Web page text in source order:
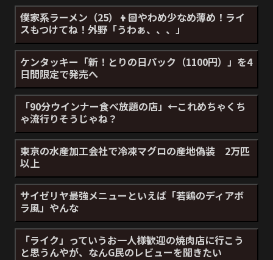
僕家系ラーメン（25）👦🏻やわめ少なめ薄め！ライ
スもつけてね！外野「うわぁ、、、」
ケンタッキー「新！とりの日パック（1100円）」を4
日間限定で発売へ
「90分ウインナー食べ放題の店」←これめちゃくち
ゃ流行りそうじゃね？
東京の水産加工会社で冷凍マグロの産地偽装 2万匹
以上
サイゼリヤ最強メニューといえば「若鶏のディアボ
ラ風」やんな
「ライク」っていうお一人様歓迎の焼肉店に行こう
と思うんやが、なんG民のレビューを聞きたい